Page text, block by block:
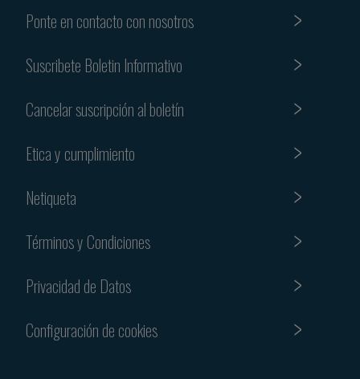
Ponte en contacto con nosotros
Suscribete Boletin Informativo
Cancelar suscripción al boletín
Etica y cumplimiento
Netiqueta
Términos y Condiciones
Privacidad de Datos
Configuración de cookies